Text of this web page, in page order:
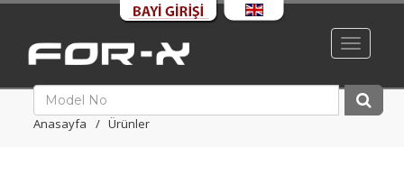
Toggle
Anasayfa Ürünler